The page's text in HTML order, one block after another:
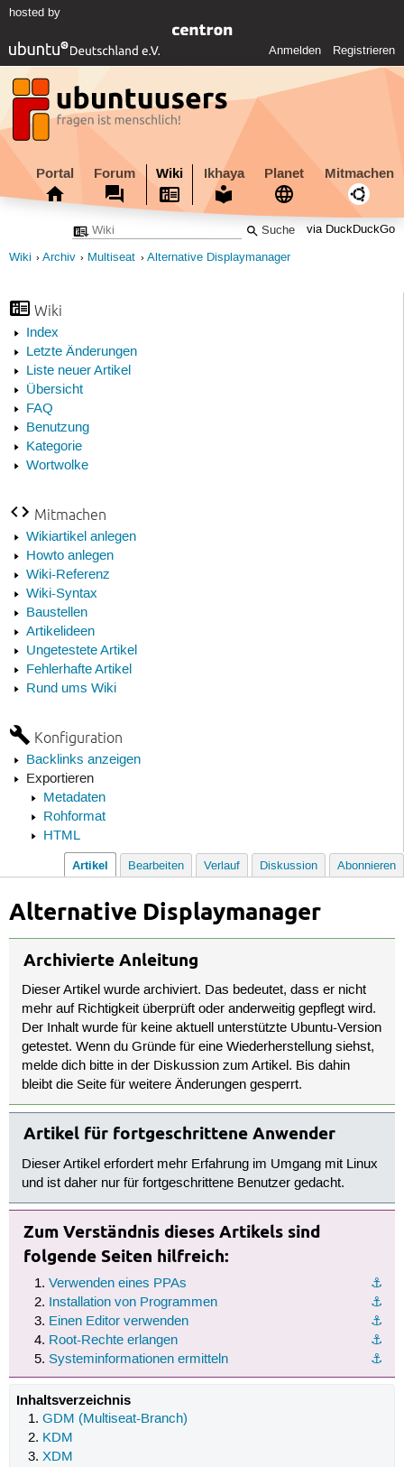
hosted by
Anmelden Registrieren
Portal Forum Wiki Ikhaya Planet Mitmachen
via DuckDuckGo
Wiki Archiv Multiseat Alternative Displaymanager
Wiki
Index
Letzte Änderungen
Liste neuer Artikel
Übersicht
FAQ
Benutzung
Kategorie
Wortwolke
Mitmachen
Wikiartikel anlegen
Howto anlegen
Wiki-Referenz
Wiki-Syntax
Baustellen
Artikelideen
Ungetestete Artikel
Fehlerhafte Artikel
Rund ums Wiki
Konfiguration
Backlinks anzeigen
Exportieren
Metadaten
Rohformat
HTML
Artikel Bearbeiten Verlauf Diskussion Abonnieren
Alternative Displaymanager
Archivierte Anleitung
Dieser Artikel wurde archiviert. Das bedeutet, dass er nicht
mehr auf Richtigkeit überprüft oder anderweitig gepflegt wird.
Der Inhalt wurde für keine aktuell unterstützte Ubuntu-Version
getestet. Wenn du Gründe für eine Wiederherstellung siehst,
melde dich bitte in der Diskussion zum Artikel. Bis dahin
bleibt die Seite für weitere Änderungen gesperrt.
Artikel für fortgeschrittene Anwender
Dieser Artikel erfordert mehr Erfahrung im Umgang mit Linux
und ist daher nur für fortgeschrittene Benutzer gedacht.
Zum Verständnis dieses Artikels sind
folgende Seiten hilfreich:
⚓︎
Verwenden eines PPAs
⚓︎
Installation von Programmen
⚓︎
Einen Editor verwenden
⚓︎
Root-Rechte erlangen
⚓︎
Systeminformationen ermitteln
Inhaltsverzeichnis
GDM (Multiseat-Branch)
KDM
XDM